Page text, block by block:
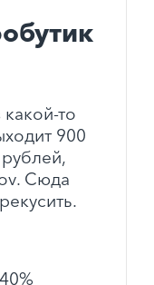
то
900
. Сюда